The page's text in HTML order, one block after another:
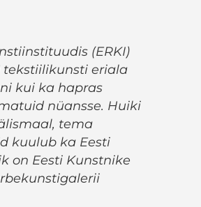
(ERKI)
tekstiilikunsti eriala
kui ka hapras
nüansse. Huiki
tema
kuulub ka Eesti
on Eesti Kunstnike